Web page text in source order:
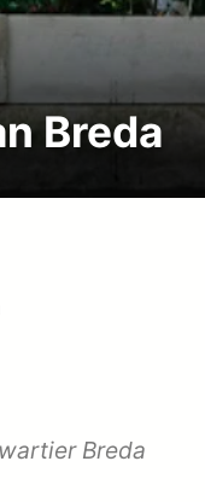
Breda
Breda